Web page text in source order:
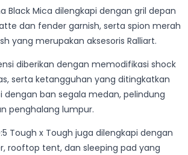
Black Mica dilengkapi dengan gril depan
dan fender garnish, serta spion merah
yang merupakan aksesoris Ralliart.
diberikan dengan memodifikasi shock
serta ketangguhan yang ditingkatkan
dengan ban segala medan, pelindung
penghalang lumpur.
Tough x Tough juga dilengkapi dengan
rooftop tent, dan sleeping pad yang